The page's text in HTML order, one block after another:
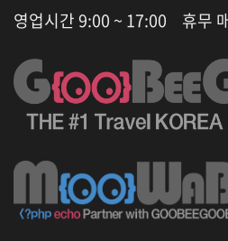
영업시간 9:00 ~ 17:00 휴무